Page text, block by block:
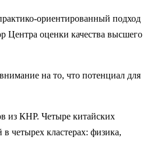
ориентированный подход
Центра оценки качества высшего
на то, что потенциал для
из КНР. Четыре китайских
четырех кластерах: физика,